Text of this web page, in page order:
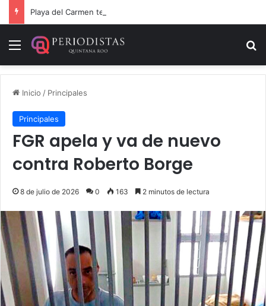
Menú
Inicio / Principales
Principales
FGR apela y va de nuevo
contra Roberto Borge
8 de julio de 2026 0 163 2 minutos de lectura